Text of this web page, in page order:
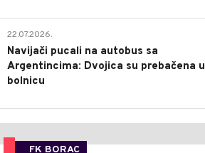
22.07.2026.
Navijači pucali na autobus sa
Argentincima: Dvojica su prebačena u
bolnicu
FK BORAC